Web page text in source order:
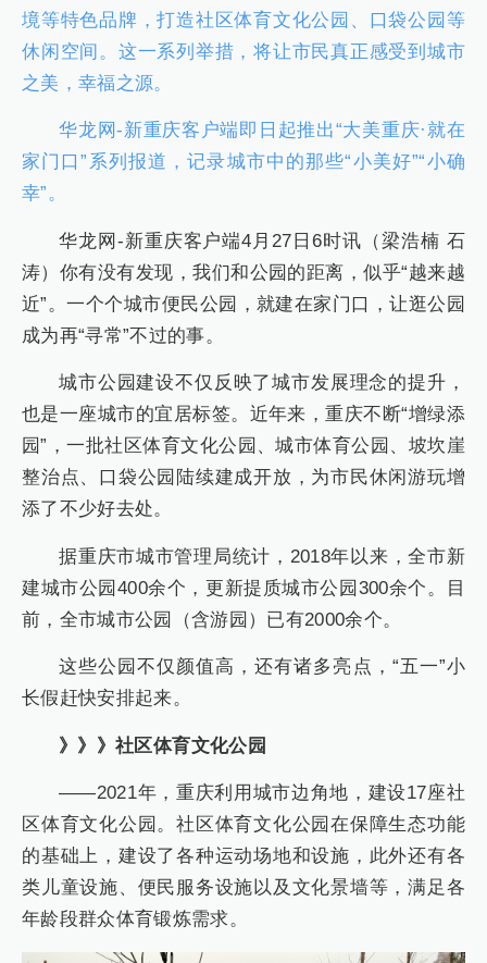
境等特色品牌，打造社区体育文化公园、口袋公园等
休闲空间。这一系列举措，将让市民真正感受到城市
之美，幸福之源。
华龙网-新重庆客户端即日起推出“大美重庆·就在
家门口”系列报道，记录城市中的那些“小美好”“小确
幸”。
华龙网-新重庆客户端4月27日6时讯（梁浩楠 石
涛）你有没有发现，我们和公园的距离，似乎“越来越
近”。一个个城市便民公园，就建在家门口，让逛公园
成为再“寻常”不过的事。
城市公园建设不仅反映了城市发展理念的提升，
也是一座城市的宜居标签。近年来，重庆不断“增绿添
园”，一批社区体育文化公园、城市体育公园、坡坎崖
整治点、口袋公园陆续建成开放，为市民休闲游玩增
添了不少好去处。
据重庆市城市管理局统计，2018年以来，全市新
建城市公园400余个，更新提质城市公园300余个。目
前，全市城市公园（含游园）已有2000余个。
这些公园不仅颜值高，还有诸多亮点，“五一”小
长假赶快安排起来。
》》》社区体育文化公园
——2021年，重庆利用城市边角地，建设17座社
区体育文化公园。社区体育文化公园在保障生态功能
的基础上，建设了各种运动场地和设施，此外还有各
类儿童设施、便民服务设施以及文化景墙等，满足各
年龄段群众体育锻炼需求。